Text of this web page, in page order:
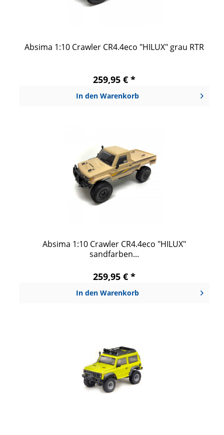
Absima 1:10 Crawler CR4.4eco "HILUX" grau RTR
259,95 € *
In den Warenkorb
Absima 1:10 Crawler CR4.4eco "HILUX"
sandfarben...
259,95 € *
In den Warenkorb